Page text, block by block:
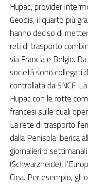
Hupac, provider
Geodis, il quarto più
hanno deciso di
reti di trasporto
via Francia e Belgio.
società sono collegati
controllata da SNCF.
Hupac con le rotte
francesi sulle quali
La rete di trasporto
dalla Penisola Iberica
giornalieri o
(Schwarzheide),
Cina. Per esempio,